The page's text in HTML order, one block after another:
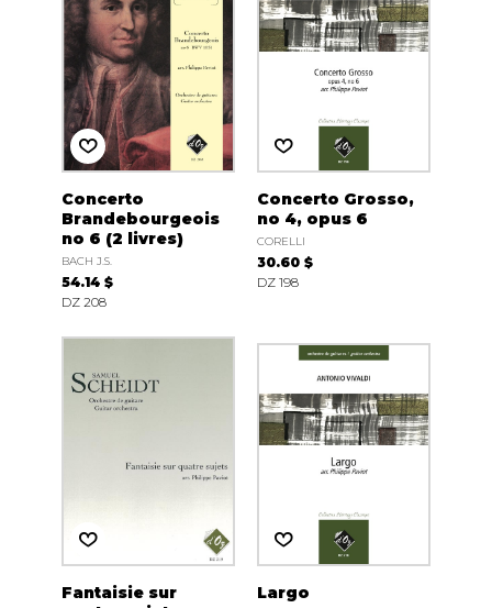
Concerto
Brandebourgeois
no 6 (2 livres)
BACH J.S.
54.14 $
DZ 208
Concerto Grosso,
no 4, opus 6
CORELLI
30.60 $
DZ 198
Fantaisie sur
Largo